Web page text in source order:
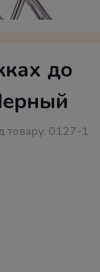
до
товару: 0127-1